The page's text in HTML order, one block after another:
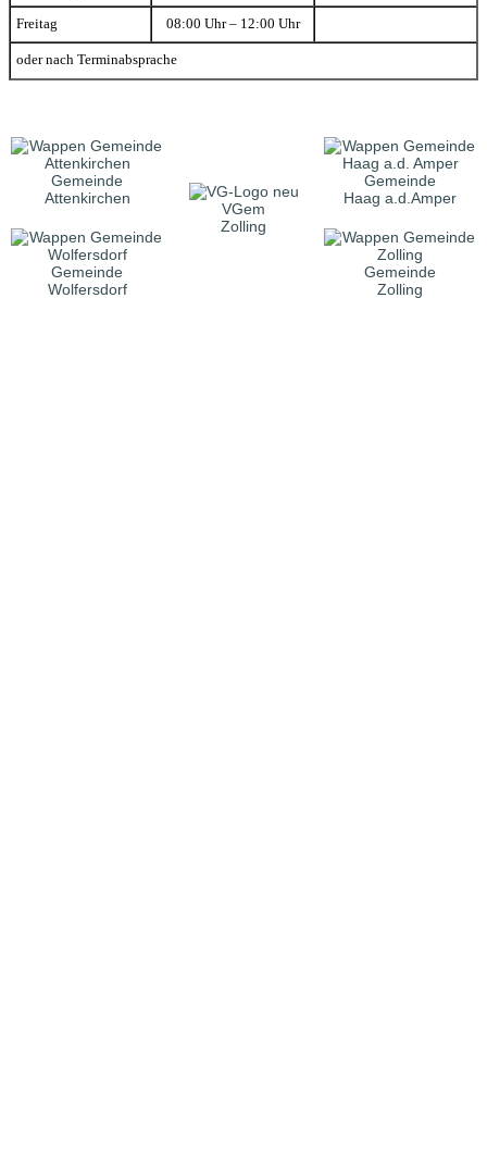
Freitag 08:00 Uhr – 12:00 Uhr
oder nach Terminabsprache
Gemeinde
Attenkirchen
VGem
Zolling
Gemeinde
Haag a.d.Amper
Gemeinde
Wolfersdorf
Gemeinde
Zolling